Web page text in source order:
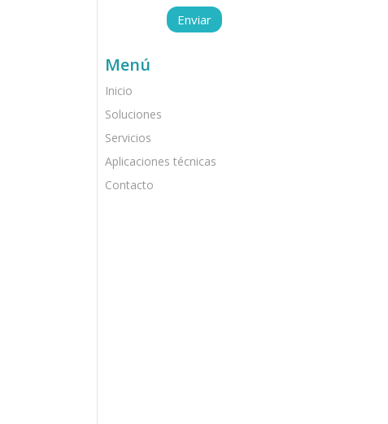
Menú
Inicio
Soluciones
Servicios
Aplicaciones técnicas
Contacto